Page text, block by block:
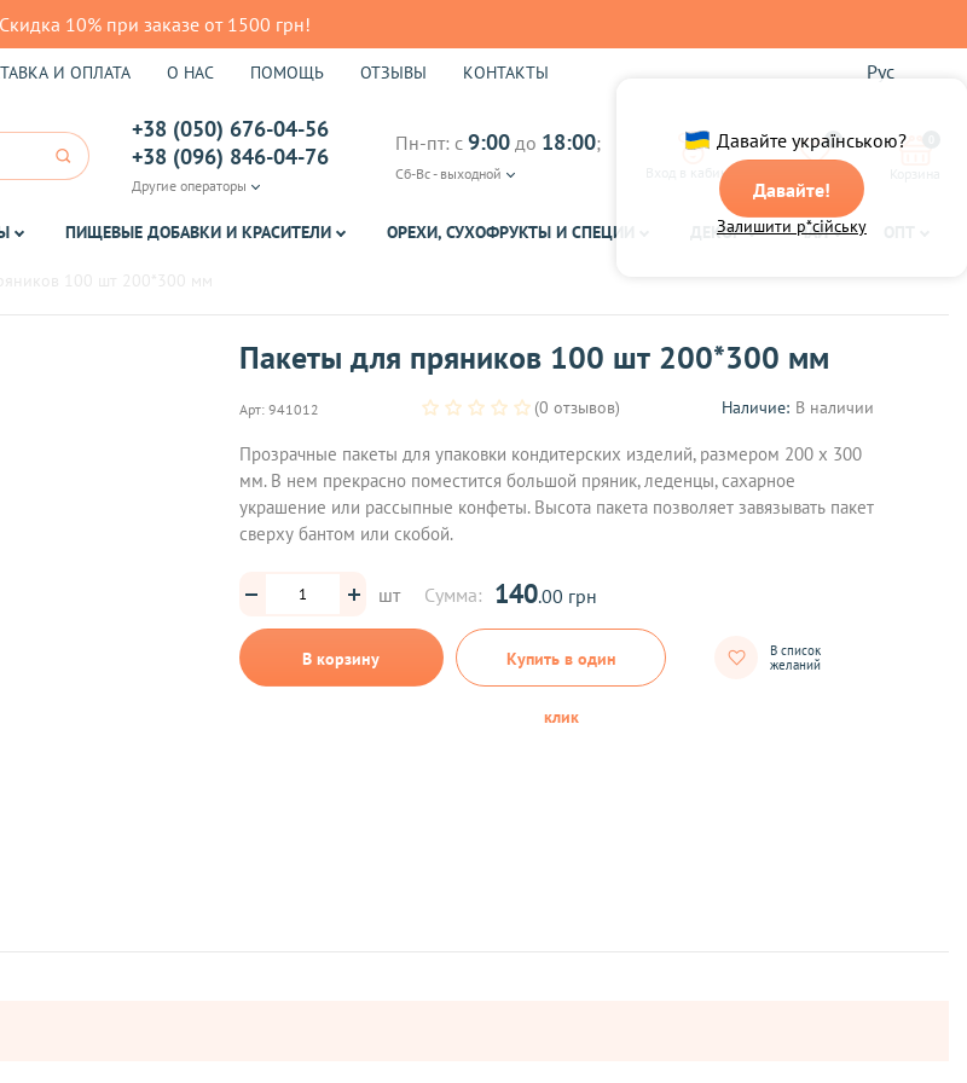
Скидка 10% при заказе от 1500 грн!
Давайте українською?
Давайте!
Залишити р*сійську
И ОПЛАТА О НАС ПОМОЩЬ ОТЗЫВЫ КОНТАКТЫ Рус
+38 (050) 676-04-56
+38 (096) 846-04-76
Другие операторы
Пн-пт: с 9:00 до 18:00;
Сб-Вс - выходной Вход в кабинет
0
ПИЩЕВЫЕ ДОБАВКИ И КРАСИТЕЛИ ОРЕХИ, СУХОФРУКТЫ И СПЕЦИИ ДЕКОР ЧАЙ
Пакеты для пряников 100 шт 200*300 мм
Арт: 941012 (0 отзывов) Наличие: В наличии
Прозрачные пакеты для упаковки кондитерских изделий, размером 200 х 300
мм. В нем прекрасно поместится большой пряник, леденцы, сахарное
украшение или рассыпные конфеты. Высота пакета позволяет завязывать пакет
сверху бантом или скобой.
шт Сумма: 140.00 грн
В корзину Купить в один
клик
В список
желаний